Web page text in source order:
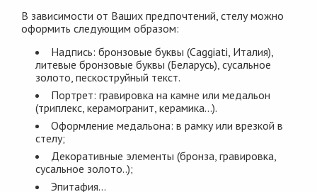
В зависимости от Ваших предпочтений, стелу можно
оформить следующим образом:
Надпись: бронзовые буквы (Сaggiati, Италия),
литевые бронзовые буквы (Беларусь), сусальное
золото, пескоструйный текст.
Портрет: гравировка на камне или медальон
(триплекс, керамогранит, керамика...).
Оформление медальона: в рамку или врезкой в
стелу;
Декоративные элементы (бронза, гравировка,
сусальное золото..);
Эпитафия...